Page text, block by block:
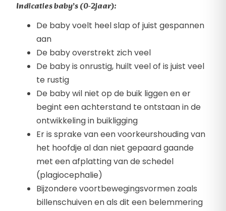
Indicaties baby’s (0-2jaar):
De baby voelt heel slap of juist gespannen
aan
De baby overstrekt zich veel
De baby is onrustig, huilt veel of is juist veel
te rustig
De baby wil niet op de buik liggen en er
begint een achterstand te ontstaan in de
ontwikkeling in buikligging
Er is sprake van een voorkeurshouding van
het hoofdje al dan niet gepaard gaande
met een afplatting van de schedel
(plagiocephalie)
Bijzondere voortbewegingsvormen zoals
billenschuiven en als dit een belemmering